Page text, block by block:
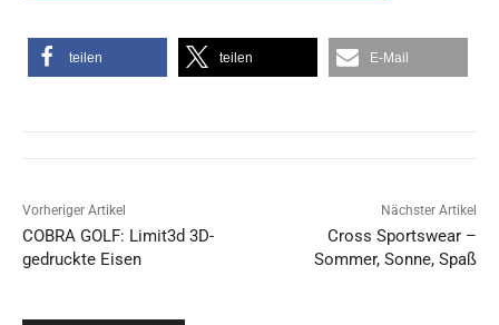
teilen teilen E-Mail
Vorheriger Artikel
COBRA GOLF: Limit3d 3D-
gedruckte Eisen
Nächster Artikel
Cross Sportswear –
Sommer, Sonne, Spaß